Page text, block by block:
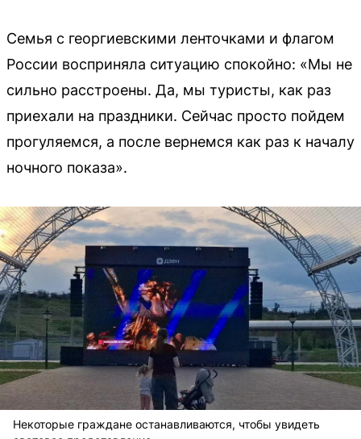
Семья с георгиевскими ленточками и флагом
России восприняла ситуацию спокойно: «Мы не
сильно расстроены. Да, мы туристы, как раз
приехали на праздники. Сейчас просто пойдем
прогуляемся, а после вернемся как раз к началу
ночного показа».
Некоторые граждане останавливаются, чтобы увидеть